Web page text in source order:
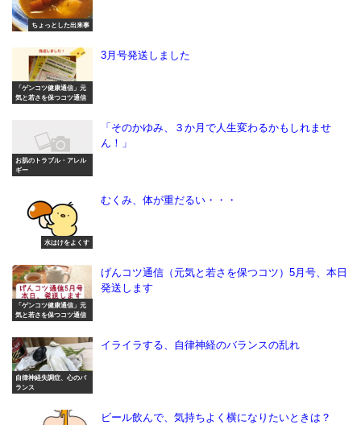
ちょっとした出来事
「ゲンコツ健康通信」元
気と若さを保つコツ通信
3月号発送しました
お肌のトラブル・アレル
ギー
「そのかゆみ、３か月で人生変わるかもしれませ
ん！」
水はけをよくす
むくみ、体が重だるい・・・
「ゲンコツ健康通信」元
気と若さを保つコツ通信
げんコツ通信（元気と若さを保つコツ）5月号、本日
発送します
自律神経失調症、心のバ
ランス
イライラする、自律神経のバランスの乱れ
ビール飲んで、気持ちよく横になりたいときは？